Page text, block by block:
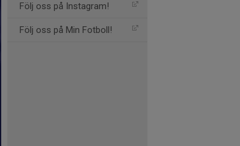
Följ oss på Instagram!
Följ oss på Min Fotboll!